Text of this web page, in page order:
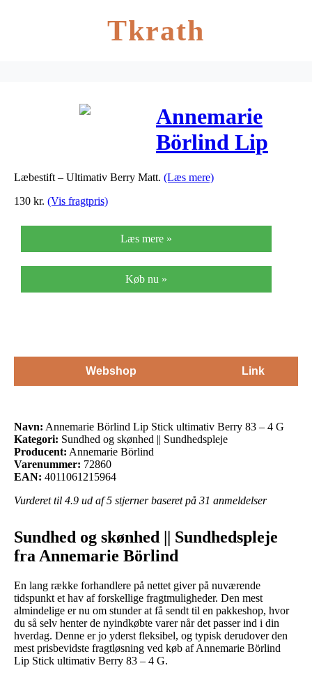
Tkrath
Annemarie
Börlind Lip
Stick ultimativ
Læbestift – Ultimativ Berry Matt. (Læs mere)
130 kr. (Vis fragtpris)
Læs mere »
Køb nu »
Webshop Link
Navn: Annemarie Börlind Lip Stick ultimativ Berry 83 – 4 G
Kategori: Sundhed og skønhed || Sundhedspleje
Producent: Annemarie Börlind
Varenummer: 72860
EAN: 4011061215964
Vurderet til 4.9 ud af 5 stjerner baseret på 31 anmeldelser
Sundhed og skønhed || Sundhedspleje
fra Annemarie Börlind
En lang række forhandlere på nettet giver på nuværende
tidspunkt et hav af forskellige fragtmuligheder. Den mest
almindelige er nu om stunder at få sendt til en pakkeshop, hvor
du så selv henter de nyindkøbte varer når det passer ind i din
hverdag. Denne er jo yderst fleksibel, og typisk derudover den
mest prisbevidste fragtløsning ved køb af Annemarie Börlind
Lip Stick ultimativ Berry 83 – 4 G.